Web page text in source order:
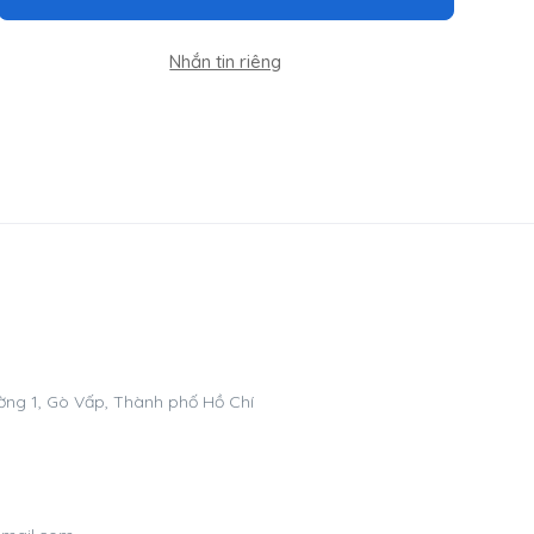
Nhắn tin riêng
1, Gò Vấp, Thành phố Hồ Chí